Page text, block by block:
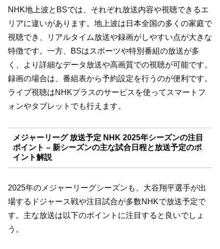
NHK地上波とBSでは、それぞれ放送内容や視聴できるエ
リアに違いがあります。地上波は日本全国の多くの家庭で
視聴でき、リアルタイム放送や録画がしやすい点が大きな
特徴です。一方、BSはスポーツや特別番組の放送が多
く、より詳細なデータ放送や高画質での視聴が可能です。
録画の場合は、番組表から予約設定を行うのが便利です。
ライブ視聴はNHKプラスのサービスを使ってスマートフ
ォンやタブレットでも行えます。
メジャーリーグ 放送予定 NHK 2025年シーズンの注目
ポイント – 新シーズンの主な試合日程と放送予定のポ
イント解説
2025年のメジャーリーグシーズンも、大谷翔平選手が出
場するドジャース戦や注目試合が多数NHKで放送予定で
す。主な放送は以下のポイントに注目すると良いでしょ
う。